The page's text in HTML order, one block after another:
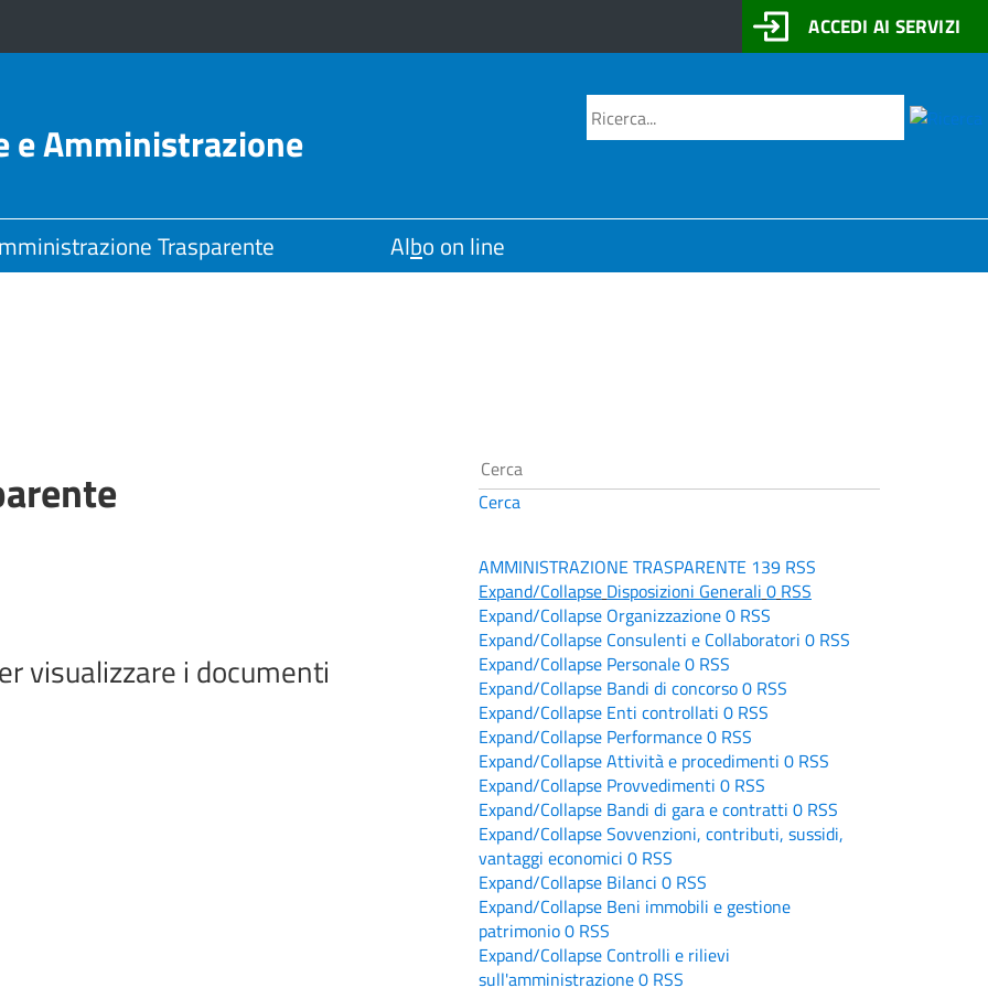
ACCEDI AI SERVIZI
e Amministrazione
Motore
mministrazione Trasparente Albo on line
visualizzare i documenti
Cerca
AMMINISTRAZIONE TRASPARENTE 139 RSS
Expand/Collapse Disposizioni Generali 0 RSS
Expand/Collapse Organizzazione0 RSS
Expand/Collapse Consulenti e Collaboratori 0 RSS
Expand/Collapse Personale0 RSS
Expand/Collapse Bandi di concorso0 RSS
Expand/Collapse Enti controllati 0 RSS
Expand/Collapse Performance0 RSS
Expand/CollapseAttività e procedimenti 0 RSS
Expand/Collapse Provvedimenti 0 RSS
Expand/Collapse Bandi di gara e contratti 0 RSS
Expand/CollapseSovvenzioni, contributi, sussidi,
vantaggi economici 0 RSS
Expand/Collapse Bilanci 0 RSS
Expand/Collapse Beni immobili e gestione
patrimonio0 RSS
Expand/Collapse Controlli e rilievi
sull'amministrazione0 RSS